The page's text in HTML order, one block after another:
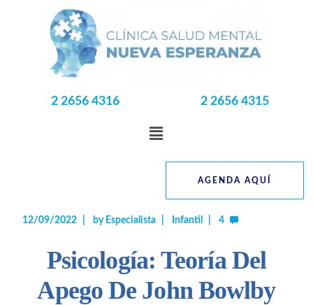
2 2656 4316 2 2656 4315
AGENDA AQUÍ
12/09/2022 by Especialista Infantil 4
Psicología: Teoría Del
Apego De John Bowlby